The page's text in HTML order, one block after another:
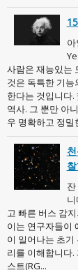
사람은 재능있는
것은 독특한 기
한다는 것입니다
역사. 그 뿐만 아
우 명확하고 정밀
고 빠른 버스 감
이는 연구자들이
이 일어나는 초기
리를 이해합니다
스트(RG...